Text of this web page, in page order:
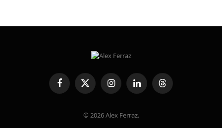
FacebookX
(Twitter)
InstagramLinkedInThreads
© 2026 Alex Ferraz.